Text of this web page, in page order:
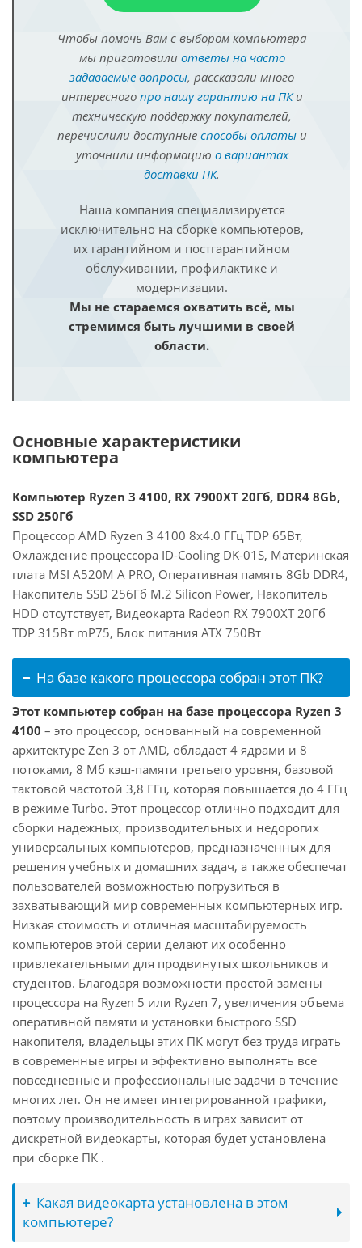
Чтобы помочь Вам с выбором компьютера
мы приготовили ответы на часто
задаваемые вопросы, рассказали много
интересного про нашу гарантию на ПКи
техническую поддержку покупателей,
перечислили доступные способы оплатыи
уточнили информацию о вариантах
доставки ПК.
Наша компания специализируется
исключительно на сборке компьютеров,
их гарантийном и постгарантийном
обслуживании, профилактике и
модернизации.
Мы не стараемся охватить всё, мы
стремимся быть лучшими в своей
области.
Основные характеристики
компьютера
Компьютер Ryzen 3 4100, RX 7900XT 20Гб, DDR4 8Gb,
SSD 250Гб
Процессор AMD Ryzen 3 4100 8x4.0 ГГц TDP 65Вт,
Охлаждение процессора ID-Cooling DK-01S, Материнская
плата MSI A520M A PRO, Оперативная память 8Gb DDR4,
Накопитель SSD 256Гб M.2 Silicon Power, Накопитель
HDD отсутствует, Видеокарта Radeon RX 7900XT 20Гб
TDP 315Вт mP75, Блок питания ATX 750Вт
На базе какого процессора собран этот ПК?
Этот компьютер собран на базе процессора Ryzen 3
4100 – это процессор, основанный на современной
архитектуре Zen 3 от AMD, обладает 4 ядрами и 8
потоками, 8 Мб кэш-памяти третьего уровня, базовой
тактовой частотой 3,8 ГГц, которая повышается до 4 ГГц
в режиме Turbo. Этот процессор отлично подходит для
сборки надежных, производительных и недорогих
универсальных компьютеров, предназначенных для
решения учебных и домашних задач, а также обеспечат
пользователей возможностью погрузиться в
захватывающий мир современных компьютерных игр.
Низкая стоимость и отличная масштабируемость
компьютеров этой серии делают их особенно
привлекательными для продвинутых школьников и
студентов. Благодаря возможности простой замены
процессора на Ryzen 5 или Ryzen 7, увеличения объема
оперативной памяти и установки быстрого SSD
накопителя, владельцы этих ПК могут без труда играть
в современные игры и эффективно выполнять все
повседневные и профессиональные задачи в течение
многих лет. Он не имеет интегрированной графики,
поэтому производительность в играх зависит от
дискретной видеокарты, которая будет установлена
при сборке ПК .
Какая видеокарта установлена в этом
компьютере?